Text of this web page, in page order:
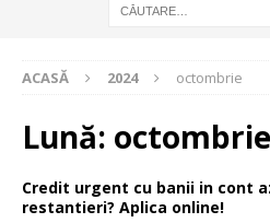
ACASĂ 2024 octombrie
Lună:
Credit urgent cu banii in cont
restantieri? Aplica online!